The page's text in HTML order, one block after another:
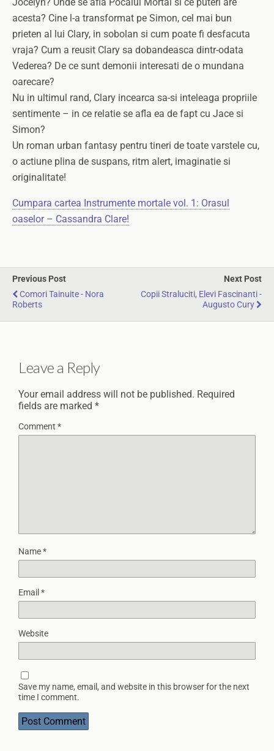
acesta? Cine l-a transformat pe Simon, cel mai bun
prieten al lui Clary, in sobolan si cum poate fi desfacuta
vraja? Cum a reusit Clary sa dobandeasca dintr-odata
Vederea? De ce sunt demonii interesati de o mundana
oarecare?
Nu in ultimul rand, Clary incearca sa-si inteleaga propriile
sentimente – in ce relatie se afla ea de fapt cu Jace si
Simon?
Un roman urban fantasy pentru tineri de toate varstele cu,
o actiune plina de suspans, ritm alert, imaginatie si
originalitate!
Cumpara cartea Instrumente mortale vol. 1: Orasul
oaselor – Cassandra Clare!
Previous Post
Comori Tainuite - Nora
Roberts
Next Post
Copii Straluciti, Elevi Fascinanti -
Augusto Cury
Leave a Reply
Your email address will not be published. Required
fields are marked *
Comment *
Name*
Email *
Website
Save my name, email, and website in this browser for the next
time I comment.